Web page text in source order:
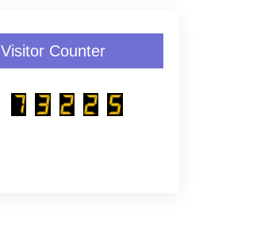
Visitor Counter